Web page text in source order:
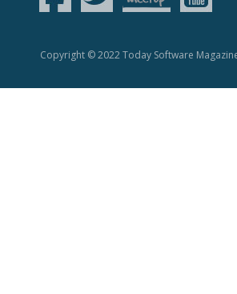
Copyright © 2022 Today Software